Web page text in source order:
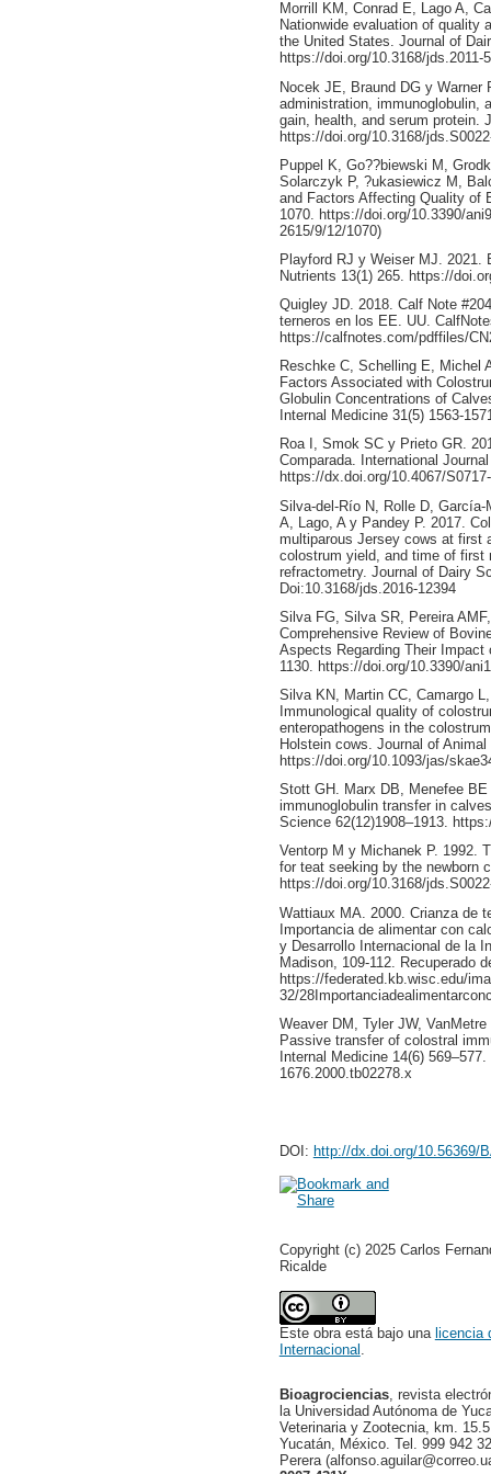
Morrill KM, Conrad E, Lago A,
Nationwide evaluation of quality
the United States. Journal of
https://doi.org/10.3168/jds.2011-
Nocek JE, Braund DG y Warner
administration, immunoglobulin,
gain, health, and serum protein.
https://doi.org/10.3168/
Puppel K, Go??biewski M,
Solarczyk P, ?ukasiewicz M,
and Factors Affecting Quality of
1070. https://doi.org/10.3390/
2615/9/12/1070)
Playford RJ y Weiser MJ. 2021.
Nutrients 13(1) 265. https://
Quigley JD. 2018. Calf Note
terneros en los EE. UU.
https://calfnotes.com/pdffiles/
Reschke C, Schelling E, Michel
Factors Associated with
Globulin Concentrations of
Internal Medicine 31(5) 1563-
Roa I, Smok SC y Prieto GR.
Comparada. International
https://dx.doi.org/10.4067/
Silva-del-Río N, Rolle D,
A, Lago, A y Pandey P. 2017.
multiparous Jersey cows at first
colostrum yield, and time of first
refractometry. Journal of Dairy
Doi:10.3168/jds.2016-12394
Silva FG, Silva SR, Pereira
Comprehensive Review of
Aspects Regarding Their Impact
1130. https://doi.org/10.3390/
Silva KN, Martin CC, Camargo
Immunological quality of
enteropathogens in the
Holstein cows. Journal of
https://doi.org/10.1093/jas/
Stott GH. Marx DB, Menefee
immunoglobulin transfer in
Science 62(12)1908–1913.
Ventorp M y Michanek P. 1992.
for teat seeking by the newborn
https://doi.org/10.3168/
Wattiaux MA. 2000. Crianza de
Importancia de alimentar con
y Desarrollo Internacional de la
Madison, 109-112. Recuperado
https://federated.kb.wisc.edu/
32/
Weaver DM, Tyler JW,
Passive transfer of colostral
Internal Medicine 14(6)
1676.2000.tb02278.x
DOI: http://dx.doi.org/10.56369/
Copyright (c) 2025 Carlos
Ricalde
Este obra está bajo una licencia
Internacional
Bioagrociencias, revista
la Universidad Autónoma de
Veterinaria y Zootecnia, km.
Yucatán, México. Tel. 999 942
Perera